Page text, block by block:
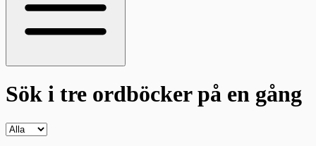
Sök i tre ordböckerpå en gång